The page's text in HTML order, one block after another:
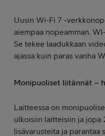
Uusin Wi-Fi 7 -
aiempaa nopeamman.
Se tekee laadukkaan
ajassa kuin paras vanha
Monipuoliset liitännät –
Laitteessa on
ulkoisiin laitteisiin ja jopa
lisävarusteita ja parantaa